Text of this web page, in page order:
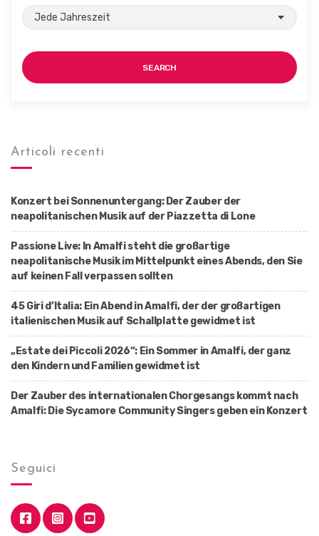
SEARCH
Articoli recenti
Konzert bei Sonnenuntergang: Der Zauber der
neapolitanischen Musik auf der Piazzetta di Lone
Passione Live: In Amalfi steht die großartige
neapolitanische Musik im Mittelpunkt eines Abends, den Sie
auf keinen Fall verpassen sollten
45 Giri d’Italia: Ein Abend in Amalfi, der der großartigen
italienischen Musik auf Schallplatte gewidmet ist
„Estate dei Piccoli 2026“: Ein Sommer in Amalfi, der ganz
den Kindern und Familien gewidmet ist
Der Zauber des internationalen Chorgesangs kommt nach
Amalfi: Die Sycamore Community Singers geben ein Konzert
Seguici